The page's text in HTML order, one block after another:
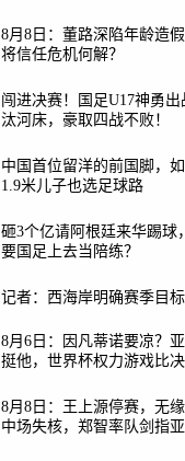
8月8日：董路深陷年龄造
将信任危机何解？
闯进决赛！国足U17神勇
汰河床，豪取四战不败！
中国首位留洋的前国脚，
1.9米儿子也选足球路
砸3个亿请阿根廷来华踢球
要国足上去当陪练？
记者：西海岸明确赛季目
8月6日：因凡蒂诺要凉？
挺他，世界杯权力游戏比决
8月8日：王上源停赛，无
中场失核，郑智率队剑指亚